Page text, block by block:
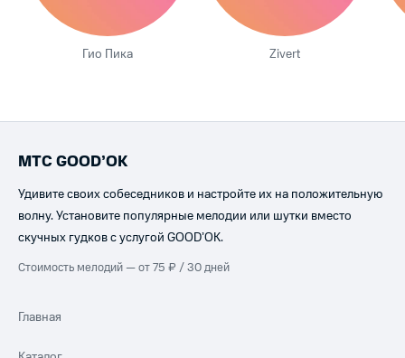
Гио Пика Zivert
МТС GOOD’OK
Удивите своих собеседников и настройте их на положительную
волну. Установите популярные мелодии или шутки вместо
скучных гудков с услугой GOOD’OK.
Стоимость мелодий — от 75 ₽ / 30 дней
Главная